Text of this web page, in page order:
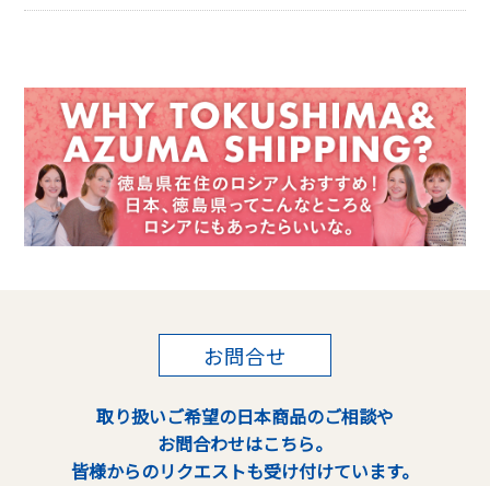
お問合せ
取り扱いご希望の日本商品のご相談や
お問合わせはこちら。
皆様からのリクエストも受け付けています。